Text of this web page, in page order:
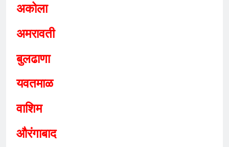
अकोला
अमरावती
बुलढाणा
यवतमाळ
वाशिम
औरंगाबाद